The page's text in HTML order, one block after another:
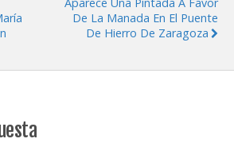
De La Manada En El Puente
De Hierro De Zaragoza